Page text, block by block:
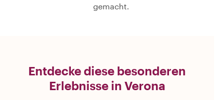
gemacht.
Entdecke diese besonderen
Erlebnisse in Verona